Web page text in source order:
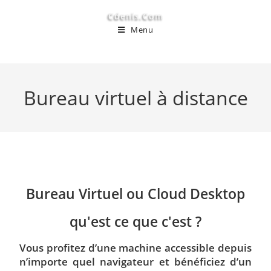
Cdenis.com
Menu
Bureau virtuel à distance
Bureau Virtuel ou Cloud Desktop
qu'est ce que c'est ?
Vous profitez d’une machine accessible depuis
n’importe quel navigateur et bénéficiez d’un